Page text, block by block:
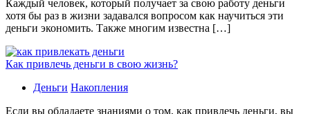
Каждый человек, который получает за свою работу деньги
хотя бы раз в жизни задавался вопросом как научиться эти
деньги экономить. Также многим известна […]
Как привлечь деньги в свою жизнь?
Деньги Накопления
Если вы обладаете знаниями о том, как привлечь деньги, вы